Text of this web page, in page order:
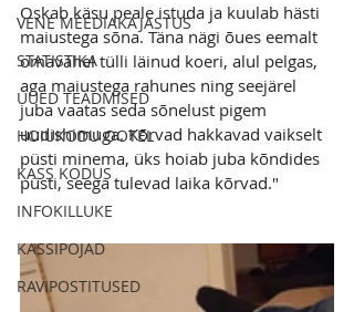
VENE MEEDIAKAJASTUS
STATISTIKA
UUED TEADMISED
HOIUKODU OOTEL
KASS KODUS
INFOKILLUKE
KASSIPOJAD
RAVIPOSTITUSED
Oskab käsu peale istuda ja kuulab hästi
maiustega sõna. Täna nägi õues eemalt
omavahel tülli läinud koeri, alul pelgas,
aga maiustega rahunes ning seejärel
juba vaatas seda sõnelust pigem
uudishimuga. Kõrvad hakkavad vaikselt
püsti minema, üks hoiab juba kõndides
püsti, seega tulevad laika kõrvad."